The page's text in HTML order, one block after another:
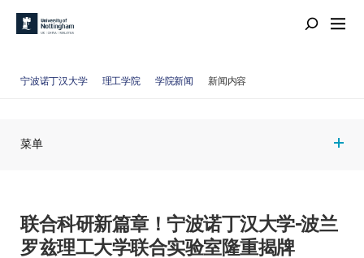
宁波诺丁汉大学 理工学院 学院新闻 新闻内容
菜单
联合科研新篇章！宁波诺丁汉大学-波兰
罗兹理工大学联合实验室隆重揭牌